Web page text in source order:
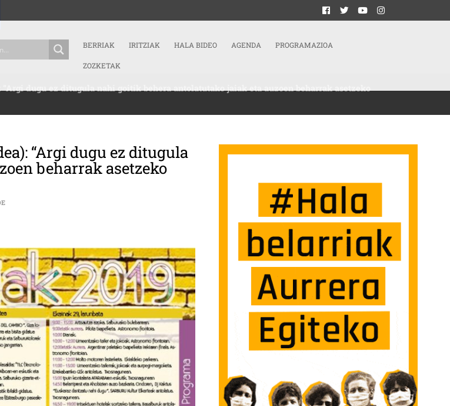
BERRIAK IRITZIAK HALA BIDEO AGENDA PROGRAMAZIOA
ZOZKETAK
dugu ez ditugula nahi goitik behera antolatutako jaiak eta auzoen beharrak asetzeko
“Argi dugu ez ditugula
beharrak asetzeko
MARUXA LOPEZ (SARBURU AUZOKO EUSKARA TALDEA): “ARGI DUGU EZ DITUGULA NAHI GOITIK BEHERA ANTOLATUTAKO JAIAK ETA